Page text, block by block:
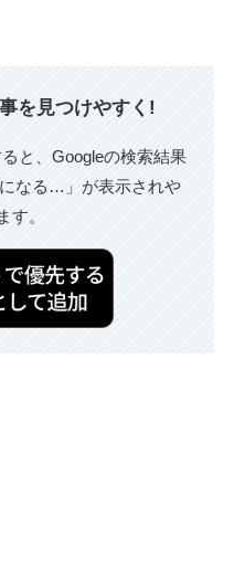
を見つけやすく!
と、Googleの検索結果
なる…」が表示されや
す。